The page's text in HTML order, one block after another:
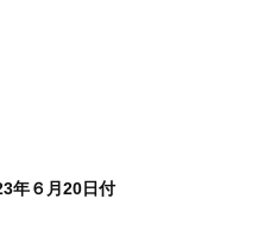
年６月20日付